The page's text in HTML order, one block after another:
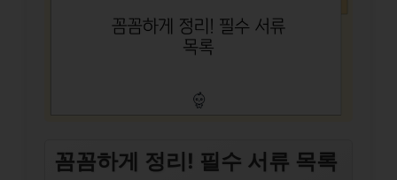
꼼꼼하게 정리! 필수 서류 목록